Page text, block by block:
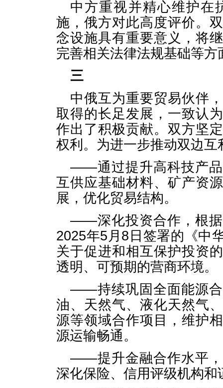
中方重视并精心维护在
施，俄方对此高度评价。
念设施具有重要意义，将
完善相关法律法规基础等方
三
中俄互为重要贸易伙伴
取得的长足发展，一致认
作出了积极贡献。双方坚
权利。为进一步推动双边
——通过提升高科技产品
互供应基础材料、矿产资
展，优化贸易结构。
——深化投资合作，根据
2025年5月8日签署的《中
关于促进和相互保护投资
透明、可预期的营商环境。
——持续巩固全面能源合
油、天然气、液化天然气
源等领域合作项目，维护
源运输畅通。
——提升金融合作水平，
深化保险、信用评级机构和